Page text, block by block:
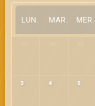
LUN. MAR. MER.
3 4 5